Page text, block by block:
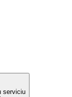
serviciu